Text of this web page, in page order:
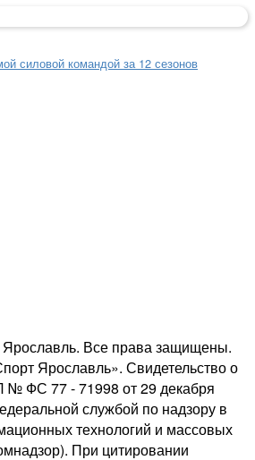
силовой командой за 12 сезонов
Все права защищены.
Ярославль». Свидетельство о
ФС 77 - 71998 от 29 декабря
службой по надзору в
технологий и массовых
При цитировании